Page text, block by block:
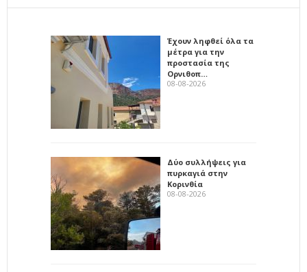
Έχουν ληφθεί όλα τα
μέτρα για την
προστασία της
Ορνιθοπ…
08-08-2026
Δύο συλλήψεις για
πυρκαγιά στην
Κορινθία
08-08-2026